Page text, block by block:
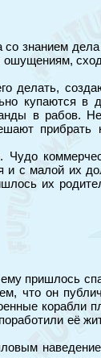
знанием
ошущениям,
делать,
купаются в
в рабов.
прибрать
с малой их
их
пришлось
что он
корабли
её